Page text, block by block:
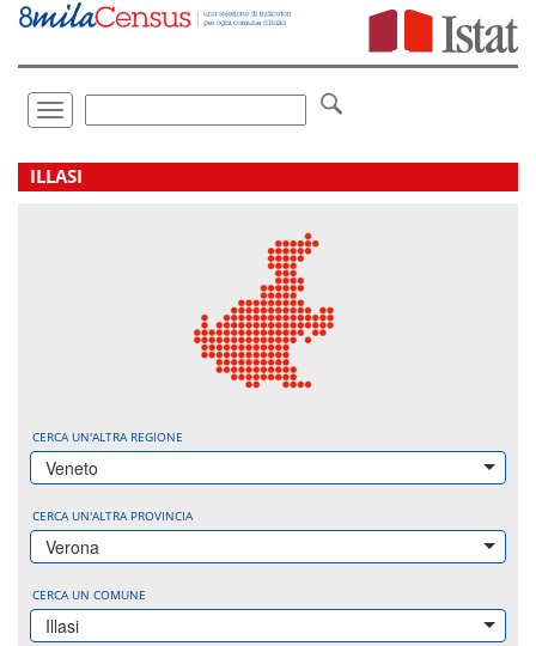
Vai
direttamente
Toggle
navigation
.
ILLASI
CERCA UN'ALTRA REGIONE
Veneto
CERCA UN'ALTRA PROVINCIA
Verona
CERCA UN COMUNE
Illasi